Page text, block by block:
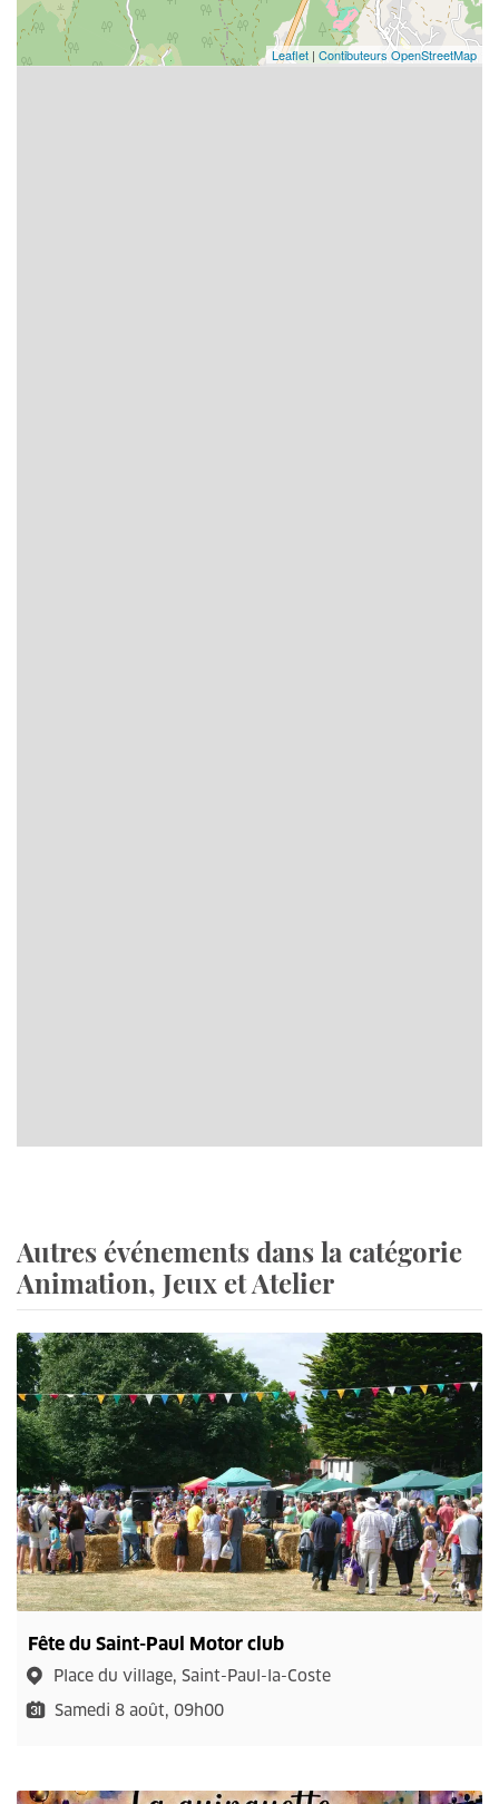
Leaflet | Contibuteurs OpenStreetMap
Autres événements dans la catégorie
Animation, Jeux et Atelier
Fête du Saint-Paul Motor club
Place du village, Saint-Paul-la-Coste
Samedi 8 août, 09h00